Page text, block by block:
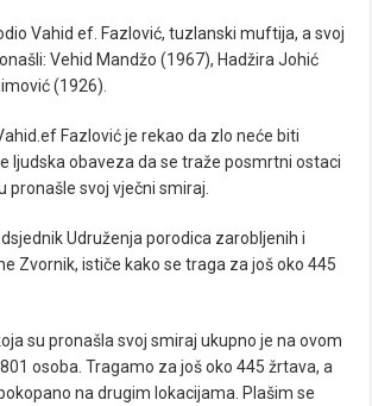
Vahid ef. Fazlović, tuzlanski muftija, a svoj
Vehid Mandžo (1967), Hadžira Johić
(1926).
Fazlović je rekao da zlo neće biti
ljudska obaveza da se traže posmrtni ostaci
pronašle svoj vječni smiraj.
Udruženja porodica zarobljenih i
Zvornik, ističe kako se traga za još oko 445
su pronašla svoj smiraj ukupno je na ovom
osoba. Tragamo za još oko 445 žrtava, a
na drugim lokacijama. Plašim se